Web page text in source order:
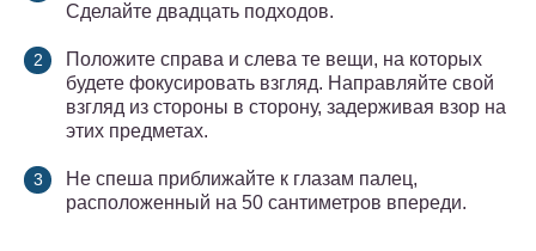
Сделайте двадцать подходов.
Положите справа и слева те вещи, на которых
будете фокусировать взгляд. Направляйте свой
взгляд из стороны в сторону, задерживая взор на
этих предметах.
Не спеша приближайте к глазам палец,
расположенный на 50 сантиметров впереди.